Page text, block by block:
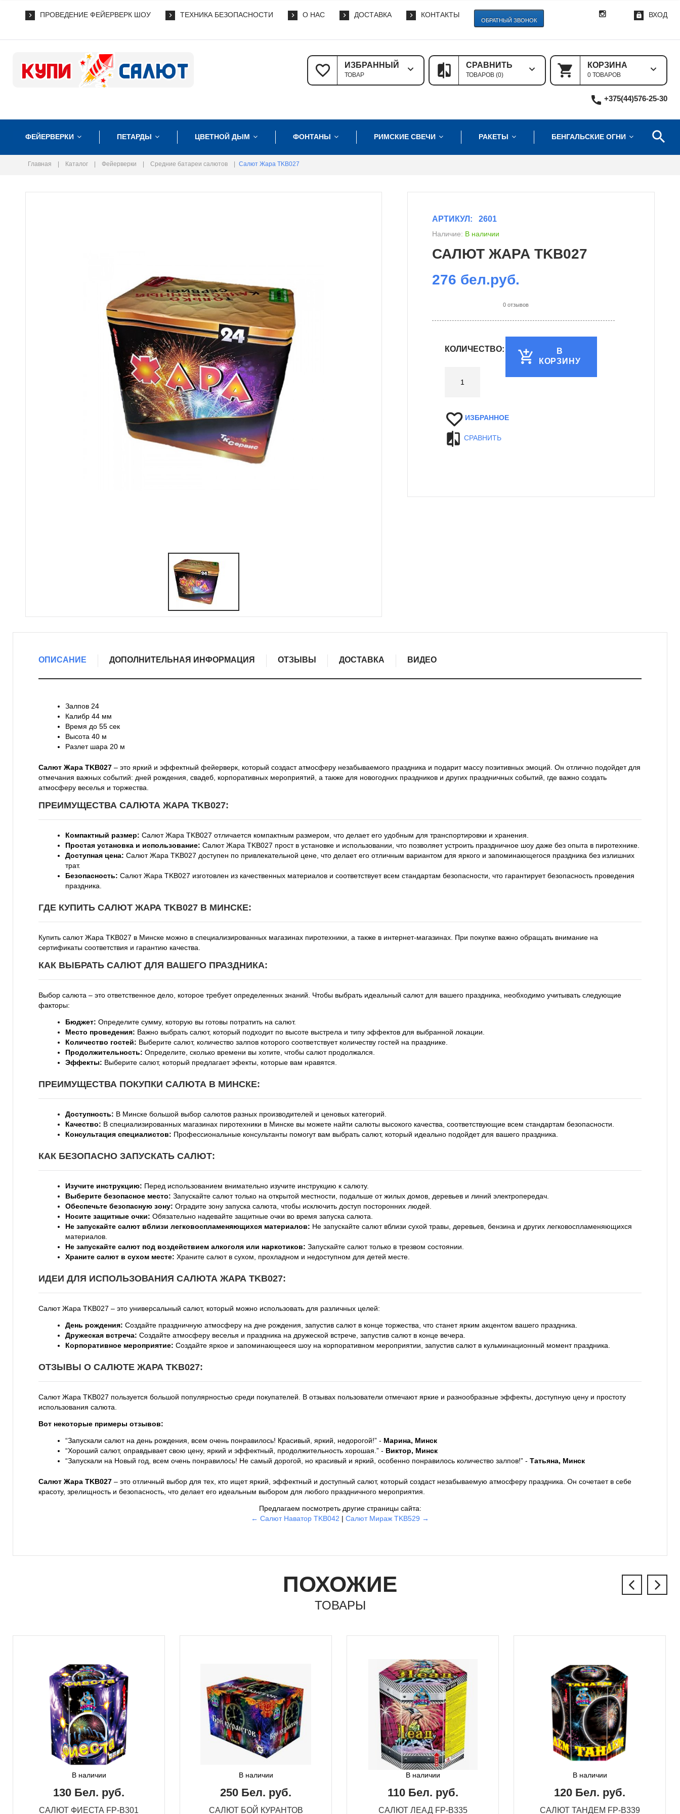
ПРОВЕДЕНИЕ ФЕЙЕРВЕРК ШОУ ТЕХНИКА БЕЗОПАСНОСТИ О НАС ДОСТАВКА КОНТАКТЫ ВХОД
ОБРАТНЫЙ ЗВОНОК
КОРЗИНА
0 ТОВАРОВ
СРАВНИТЬ
ТОВАРОВ (0)
ИЗБРАННЫЙ
ТОВАР
+375(44)576-25-30
ФЕЙЕРВЕРКИ ПЕТАРДЫ ЦВЕТНОЙ ДЫМ ФОНТАНЫ РИМСКИЕ СВЕЧИ РАКЕТЫ БЕНГАЛЬСКИЕ ОГНИ
Главная Каталог Фейерверки Средние батареи салютов Салют Жара TKB027
АРТИКУЛ: 2601
Наличие: В наличии
САЛЮТ ЖАРА TKB027
276 бел.руб.
0 отзывов
КОЛИЧЕСТВО:
В
КОРЗИНУ
ИЗБРАННОЕ
СРАВНИТЬ
ОПИСАНИЕ ДОПОЛНИТЕЛЬНАЯ ИНФОРМАЦИЯ ОТЗЫВЫ ДОСТАВКА ВИДЕО
Залпов 24
Калибр 44 мм
Время до 55 сек
Высота 40 м
Разлет шара 20 м
Салют Жара TKB027 – это яркий и эффектный фейерверк, который создаст атмосферу незабываемого праздника и подарит массу позитивных эмоций. Он отлично подойдет для
отмечания важных событий: дней рождения, свадеб, корпоративных мероприятий, а также для новогодних праздников и других праздничных событий, где важно создать
атмосферу веселья и торжества.
ПРЕИМУЩЕСТВА САЛЮТА ЖАРА TKB027:
Компактный размер: Салют Жара TKB027 отличается компактным размером, что делает его удобным для транспортировки и хранения.
Простая установка и использование: Салют Жара TKB027 прост в установке и использовании, что позволяет устроить праздничное шоу даже без опыта в пиротехнике.
Доступная цена: Салют Жара TKB027 доступен по привлекательной цене, что делает его отличным вариантом для яркого и запоминающегося праздника без излишних
трат.
Безопасность: Салют Жара TKB027 изготовлен из качественных материалов и соответствует всем стандартам безопасности, что гарантирует безопасность проведения
праздника.
ГДЕ КУПИТЬ САЛЮТ ЖАРА TKB027 В МИНСКЕ:
Купить салют Жара TKB027 в Минске можно в специализированных магазинах пиротехники, а также в интернет-магазинах. При покупке важно обращать внимание на
сертификаты соответствия и гарантию качества.
КАК ВЫБРАТЬ САЛЮТ ДЛЯ ВАШЕГО ПРАЗДНИКА:
Выбор салюта – это ответственное дело, которое требует определенных знаний. Чтобы выбрать идеальный салют для вашего праздника, необходимо учитывать следующие
факторы:
Бюджет: Определите сумму, которую вы готовы потратить на салют.
Место проведения: Важно выбрать салют, который подходит по высоте выстрела и типу эффектов для выбранной локации.
Количество гостей: Выберите салют, количество залпов которого соответствует количеству гостей на празднике.
Продолжительность: Определите, сколько времени вы хотите, чтобы салют продолжался.
Эффекты: Выберите салют, который предлагает эфекты, которые вам нравятся.
ПРЕИМУЩЕСТВА ПОКУПКИ САЛЮТА В МИНСКЕ:
Доступность: В Минске большой выбор салютов разных производителей и ценовых категорий.
Качество: В специализированных магазинах пиротехники в Минске вы можете найти салюты высокого качества, соответствующие всем стандартам безопасности.
Консультация специалистов: Профессиональные консультанты помогут вам выбрать салют, который идеально подойдет для вашего праздника.
КАК БЕЗОПАСНО ЗАПУСКАТЬ САЛЮТ:
Изучите инструкцию: Перед использованием внимательно изучите инструкцию к салюту.
Выберите безопасное место: Запускайте салют только на открытой местности, подальше от жилых домов, деревьев и линий электропередач.
Обеспечьте безопасную зону: Оградите зону запуска салюта, чтобы исключить доступ посторонних людей.
Носите защитные очки: Обязательно надевайте защитные очки во время запуска салюта.
Не запускайте салют вблизи легковоспламеняющихся материалов: Не запускайте салют вблизи сухой травы, деревьев, бензина и других легковоспламеняющихся
материалов.
Не запускайте салют под воздействием алкоголя или наркотиков: Запускайте салют только в трезвом состоянии.
Храните салют в сухом месте: Храните салют в сухом, прохладном и недоступном для детей месте.
ИДЕИ ДЛЯ ИСПОЛЬЗОВАНИЯ САЛЮТА ЖАРА TKB027:
Салют Жара TKB027 – это универсальный салют, который можно использовать для различных целей:
День рождения: Создайте праздничную атмосферу на дне рождения, запустив салют в конце торжества, что станет ярким акцентом вашего праздника.
Дружеская встреча: Создайте атмосферу веселья и праздника на дружеской встрече, запустив салют в конце вечера.
Корпоративное мероприятие: Создайте яркое и запоминающееся шоу на корпоративном мероприятии, запустив салют в кульминационный момент праздника.
ОТЗЫВЫ О САЛЮТЕ ЖАРА TKB027:
Салют Жара TKB027 пользуется большой популярностью среди покупателей. В отзывах пользователи отмечают яркие и разнообразные эффекты, доступную цену и простоту
использования салюта.
Вот некоторые примеры отзывов:
“Запускали салют на день рождения, всем очень понравилось! Красивый, яркий, недорогой!” - Марина, Минск
“Хороший салют, оправдывает свою цену, яркий и эффектный, продолжительность хорошая.” - Виктор, Минск
“Запускали на Новый год, всем очень понравилось! Не самый дорогой, но красивый и яркий, особенно понравилось количество залпов!” - Татьяна, Минск
Салют Жара TKB027 – это отличный выбор для тех, кто ищет яркий, эффектный и доступный салют, который создаст незабываемую атмосферу праздника. Он сочетает в себе
красоту, зрелищность и безопасность, что делает его идеальным выбором для любого праздничного мероприятия.
Предлагаем посмотреть другие страницы сайта:
← Салют Наватор TKB042 | Салют Мираж TKB529 →
ПОХОЖИЕ
ТОВАРЫ
В наличии
130 Бел. руб.
САЛЮТ ФИЕСТА FP-B301
В наличии
250 Бел. руб.
САЛЮТ БОЙ КУРАНТОВ
В наличии
110 Бел. руб.
САЛЮТ ЛЕАД FP-B335
В наличии
120 Бел. руб.
САЛЮТ ТАНДЕМ FP-B339